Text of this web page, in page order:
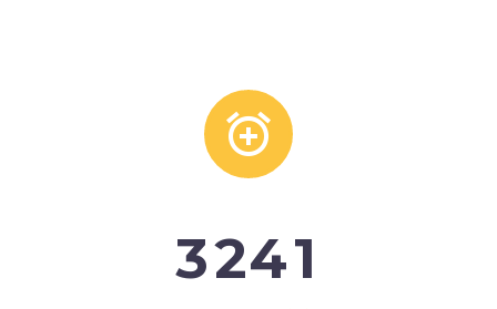


3241